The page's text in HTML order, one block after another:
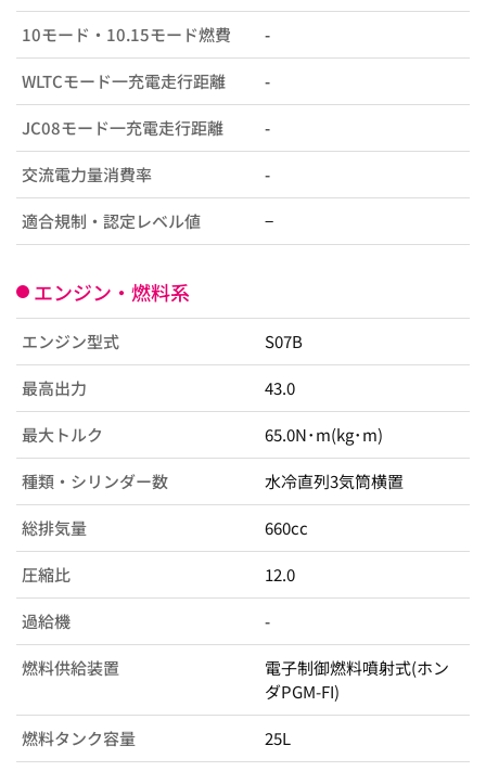
10モード・10.15モード燃費 -
WLTCモード一充電走行距離 -
JC08モード一充電走行距離 -
交流電力量消費率 -
適合規制・認定レベル値 −
エンジン・燃料系
エンジン型式 S07B
最高出力 43.0
最大トルク 65.0N･m(kg･m)
種類・シリンダー数 水冷直列3気筒横置
総排気量 660cc
圧縮比 12.0
過給機 -
燃料供給装置
電子制御燃料噴射式(ホン
ダPGM-FI)
燃料タンク容量 25L